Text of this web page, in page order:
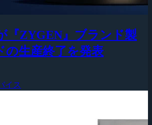
『ZYGEN』ブランド製
の生産終了を発表
イス